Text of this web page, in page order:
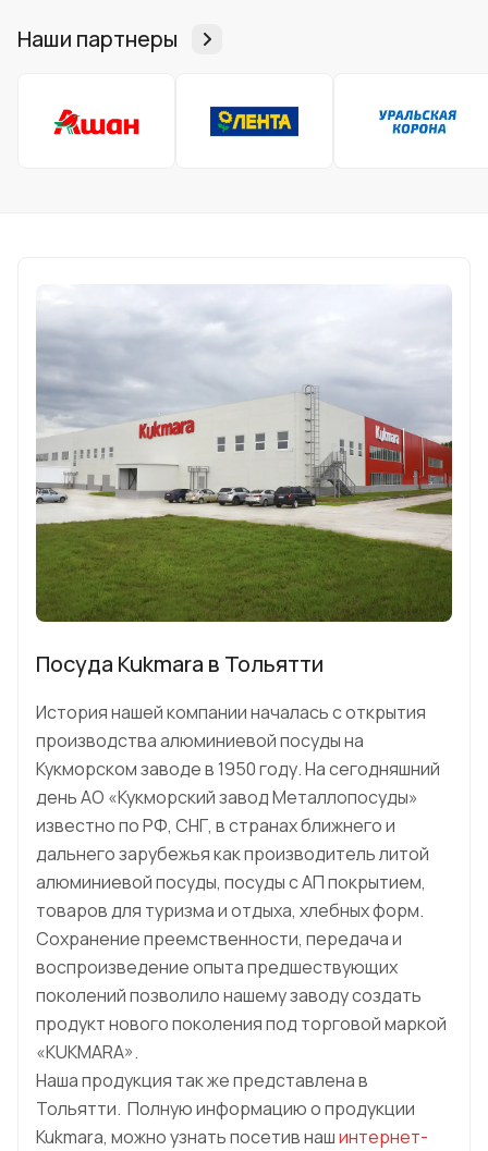
Наши партнеры
Посуда Kukmara в Тольятти
История нашей компании началась с открытия
производства алюминиевой посуды на
Кукморском заводе в 1950 году. На сегодняшний
день АО «Кукморский завод Металлопосуды»
известно по РФ, СНГ, в странах ближнего и
дальнего зарубежья как производитель литой
алюминиевой посуды, посуды с АП покрытием,
товаров для туризма и отдыха, хлебных форм.
Сохранение преемственности, передача и
воспроизведение опыта предшествующих
поколений позволило нашему заводу создать
продукт нового поколения под торговой маркой
«KUKMARA».
Наша продукция так же представлена в
Тольятти. Полную информацию о продукции
Kukmara, можно узнать посетив нашинтернет-